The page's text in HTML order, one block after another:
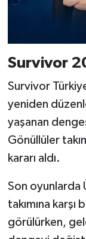
Survivor
Survivor
yeniden
yaşanan
Gönüllüler
kararı aldı.
Son oyunlarda
takımına
görülürken,